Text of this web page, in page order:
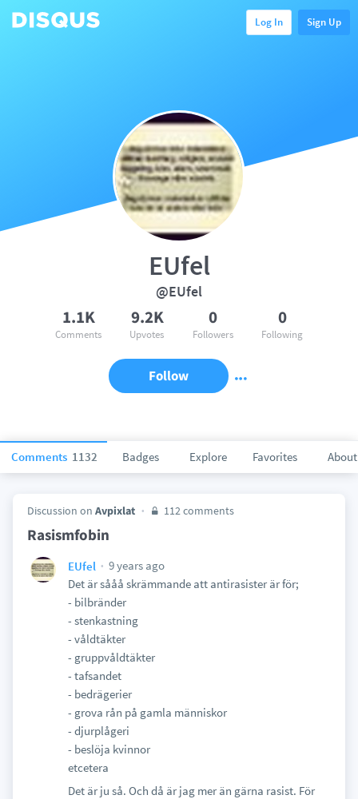
Log In Sign Up
Comments 1132 Badges Explore Favorites About
EUfel
@EUfel
1.1K
Comments
9.2K
Upvotes
0
Followers
0
Following
Follow
Discussion on Avpixlat 112 comments
Rasismfobin
EUfel
9 years ago
Det är sååå skrämmande att antirasister är för;
- bilbränder
- stenkastning
- våldtäkter
- gruppvåldtäkter
- tafsandet
- bedrägerier
- grova rån på gamla människor
- djurplågeri
- beslöja kvinnor
etcetera
Det är ju så. Och då är jag mer än gärna rasist. För